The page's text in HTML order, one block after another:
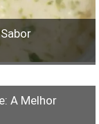
A Melhor